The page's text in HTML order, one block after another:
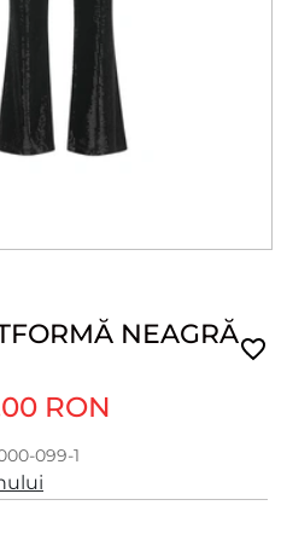
NEAGRĂ
RON
099-1